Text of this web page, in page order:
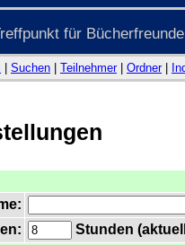
für Bücherfreunde
Suchen Teilnehmer| Ordner|
Stunden